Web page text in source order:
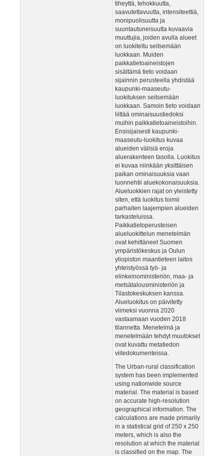
tiheyttä, tehokkuutta,
saavutettavuutta, intensiteettiä,
monipuolisuutta ja
suuntautuneisuutta kuvaavia
muuttujia, joiden avulla alueet
on luokiteltu seitsemään
luokkaan. Muiden
paikkatietoaineistojen
sisältämä tieto voidaan
sijainnin perusteella yhdistää
kaupunki-maaseutu-
luokituksen seitsemään
luokkaan. Samoin tieto voidaan
liittää ominaisuustiedoksi
muihin paikkatietoaineistoihin.
Ensisijaisesti kaupunki-
maaseutu-luokitus kuvaa
alueiden välisiä eroja
aluerakenteen tasolla. Luokitus
ei kuvaa niinkään yksittäisen
paikan ominaisuuksia vaan
luonnehtii aluekokonaisuuksia.
Alueluokkien rajat on yleistetty
siten, että luokitus toimii
parhaiten laajempien alueiden
tarkasteluissa.
Paikkatietoperusteisen
alueluokittelun menetelmän
ovat kehittäneet Suomen
ympäristökeskus ja Oulun
yliopiston maantieteen laitos
yhteistyössä työ- ja
elinkeinoministeriön, maa- ja
metsätalousministeriön ja
Tilastokeskuksen kanssa.
Alueluokitus on päivitetty
viimeksi vuonna 2020
vastaamaan vuoden 2018
tilannetta. Menetelmä ja
menetelmään tehdyt muutokset
ovat kuvattu metatiedon
viitedokumenteissa.
The Urban-rural classification
system has been implemented
using nationwide source
material. The material is based
on accurate high-resolution
geographical information. The
calculations are made primarily
in a statistical grid of 250 x 250
meters, which is also the
resolution at which the material
is classified on the map. The